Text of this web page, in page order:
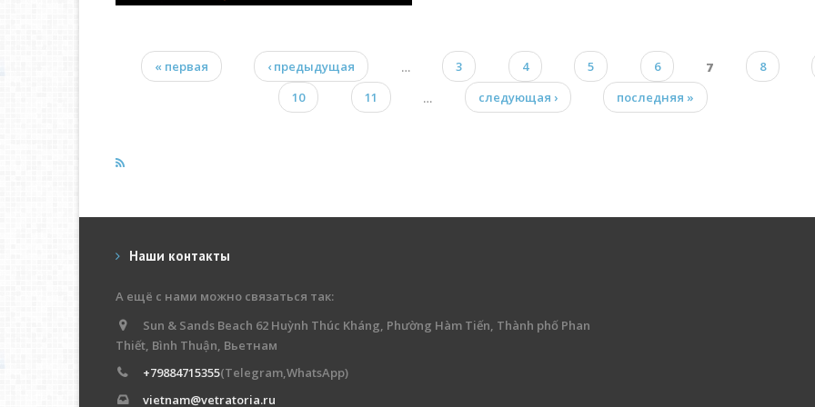
« первая ‹ предыдущая … 3 4 5 6 7
8
10
11 … следующая › последняя »
Наши контакты
А ещё с нами можно связаться так:
Sun & Sands Beach 62 Huỳnh Thúc Kháng, Phường Hàm Tiến, Thành phố Phan
Thiết, Bình Thuận, Вьетнам
+79884715355(Telegram,WhatsApp)
vietnam@vetratoria.ru